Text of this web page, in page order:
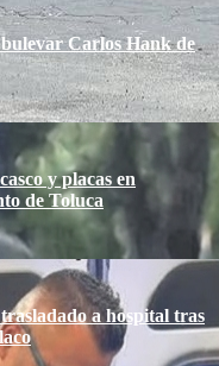
Carlos Hank de
y placas en
de Toluca
a hospital tras